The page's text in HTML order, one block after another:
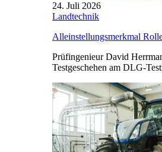
24. Juli 2026
Landtechnik
Alleinstellungsmerkmal
Prüfingenieur David
Testgeschehen am DLG-